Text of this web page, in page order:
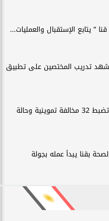
” يتابع الإستقبال والعمليات...
تدريب المختصين على تطبيق
حملة مكبرة تضبط 32 مخالفة تموينية وحالة
بقنا يبدأ عمله بجولة